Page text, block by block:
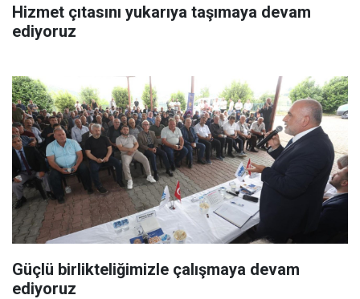
Hizmet çıtasını yukarıya taşımaya devam
ediyoruz
Güçlü birlikteliğimizle çalışmaya devam
ediyoruz